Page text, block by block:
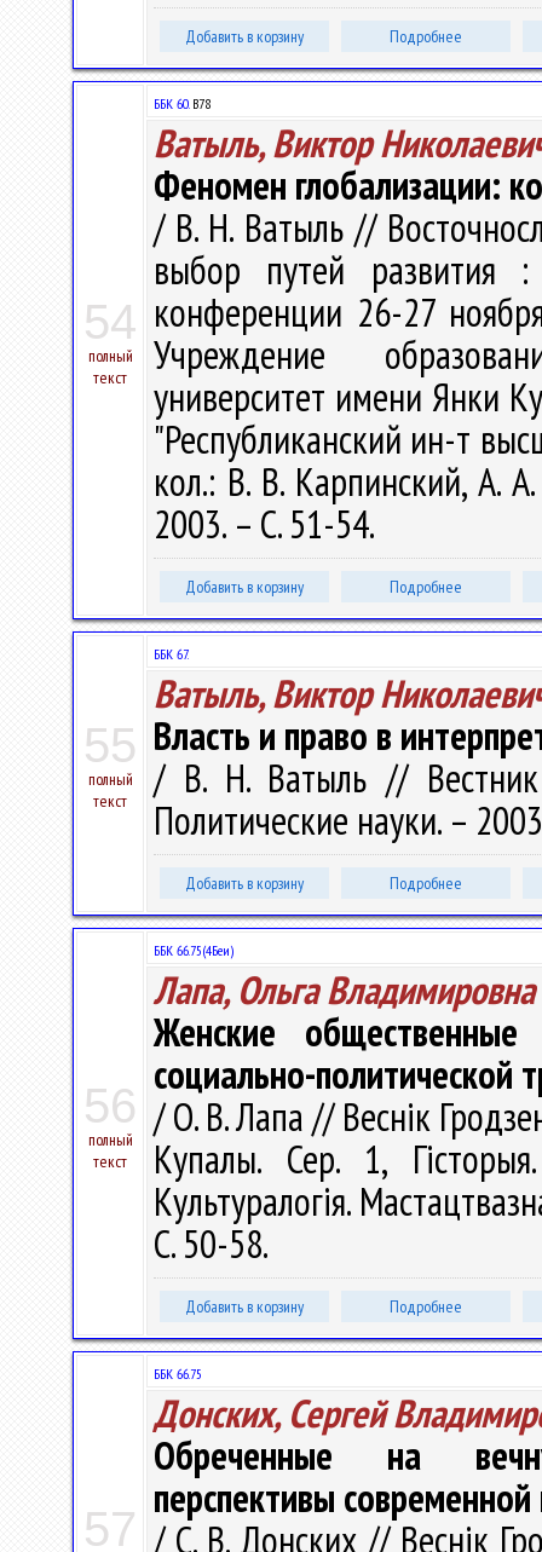
Добавить в корзину Подробнее
54
полный
текст
ББК 60.В78
Ватыль, Виктор
Феномен глобализации:
/ В. Н. Ватыль //
выбор путей развития
конференции 26-27
Учреждение
университет имени Янки
"Республиканский ин-т
кол.: В. В. Карпинский, А.
2003. – С. 51-54.
Добавить в корзину Подробнее
55
полный
текст
ББК 67.
Ватыль, Виктор
Власть и право в
/ В. Н. Ватыль // Вестник
Политические науки. –
Добавить в корзину Подробнее
56
полный
текст
ББК 66.75(4Беи)
Лапа, Ольга Владимировна
Женские
социально-политической
/ О. В. Лапа // Веснік
Купалы. Сер. 1, Гісторыя.
Культуралогія.
С. 50-58.
Добавить в корзину Подробнее
57
ББК 66.75
Донских, Сергей
Обреченные на
перспективы
/ С. В. Донских // Веснік